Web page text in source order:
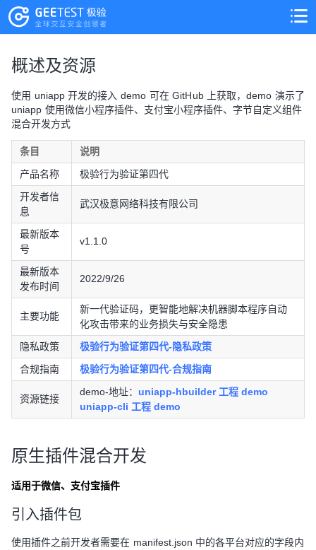
>
概述及资源
使用 uniapp 开发的接入 demo 可在 GitHub 上获取，demo 演示了
uniapp 使用微信小程序插件、支付宝小程序插件、字节自定义组件
混合开发方式
条目
说明
产品名称
极验行为验证第四代
开发者信
息
武汉极意网络科技有限公司
最新版本
号
v1.1.0
最新版本
发布时间
2022/9/26
主要功能
新一代验证码，更智能地解决机器脚本程序自动
化攻击带来的业务损失与安全隐患
隐私政策
极验行为验证第四代-隐私政策
合规指南
极验行为验证第四代-合规指南
资源链接
demo-地址：uniapp-hbuilder 工程 demo
uniapp-cli 工程 demo
原生插件混合开发
适用于微信、支付宝插件
引入插件包
使用插件之前开发者需要在 manifest.json 中的各平台对应的字段内